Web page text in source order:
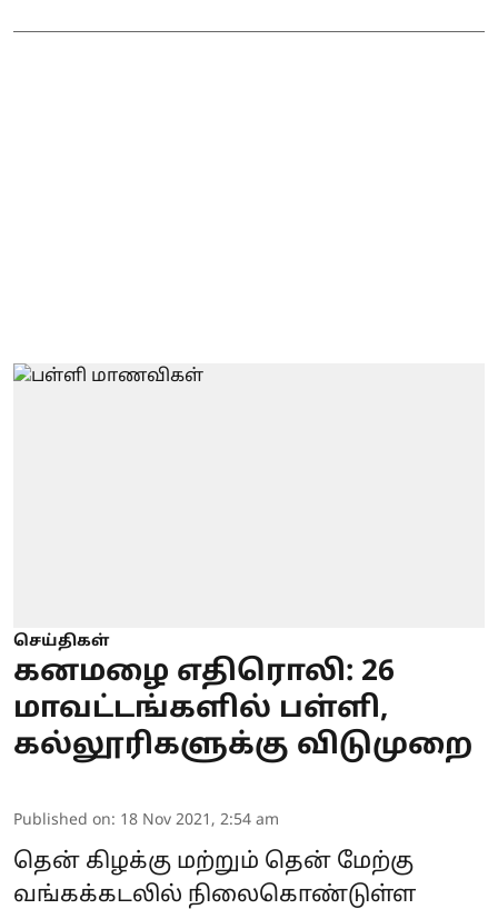
செய்திகள்
கனமழை எதிரொலி: 26
மாவட்டங்களில் பள்ளி,
கல்லூரிகளுக்கு விடுமுறை
Published on: 18 Nov 2021, 2:54 am
தென் கிழக்கு மற்றும் தென் மேற்கு
வங்கக்கடலில் நிலைகொண்டுள்ள